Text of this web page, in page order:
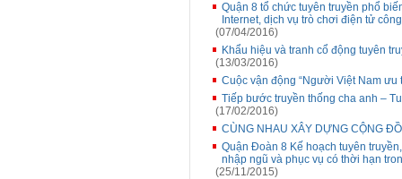
Quận 8 tổ chức tuyên truyền phổ
Internet, dịch vụ trò chơi điện tử
(07/04/2016)
Khẩu hiệu và tranh cổ động tuyên
(13/03/2016)
Cuộc vận động “Người Việt Nam ưu
Tiếp bước truyền thống cha anh –
(17/02/2016)
CÙNG NHAU XÂY DỰNG CỘNG
Quận Đoàn 8 Kế hoạch tuyên
nhập ngũ và phục vụ có thời hạn
(25/11/2015)